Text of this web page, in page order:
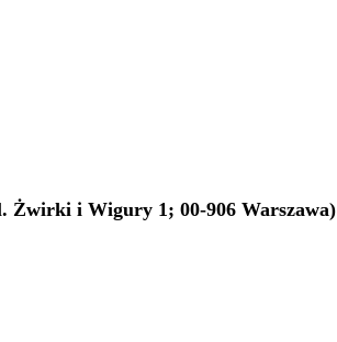
Żwirki i Wigury 1; 00-906 Warszawa)